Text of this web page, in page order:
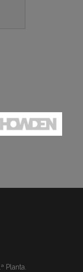
Planta.